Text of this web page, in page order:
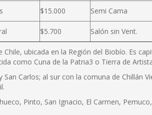
$15.000 Semi Cama
$5.700 Salón sin Vent.
Chile, ubicada en la Región del Biobío. Es
como Cuna de la Patria3 o Tierra de
Carlos; al sur con la comuna de Chillán
Pinto, San Ignacio, El Carmen,